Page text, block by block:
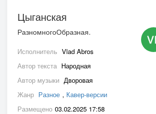
Цыганская
РазномногоОбразная.
Исполнитель Vlad Abros
Автор текста Народная
Автор музыки Дворовая
Жанр Разное , Кавер-версии
Размещено 03.02.2025 17:58